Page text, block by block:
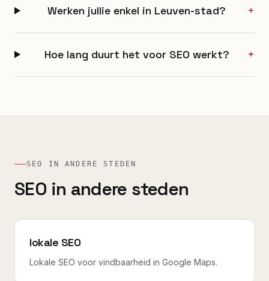
Werken jullie enkel in Leuven-stad? +
Hoe lang duurt het voor SEO werkt? +
SEO IN ANDERE STEDEN
SEO in andere steden
lokale SEO
Lokale SEO voor vindbaarheid in Google Maps.